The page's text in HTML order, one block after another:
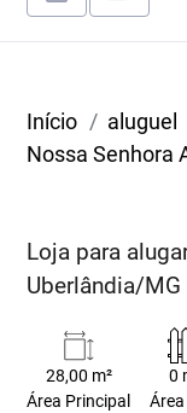
Início aluguel
Nossa Senhora
Loja para
Uberlândia/MG
28,00 m²
Área Principal
0